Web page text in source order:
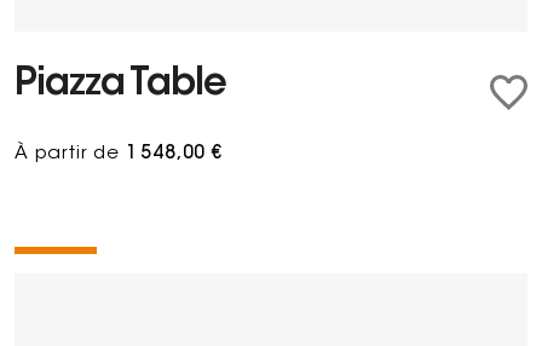
Piazza Table
À partir de 1 548,00 €